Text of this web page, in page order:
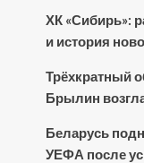
ХК «Сибирь»:
и история
Трёхкратный
Брылин
Беларусь
УЕФА после